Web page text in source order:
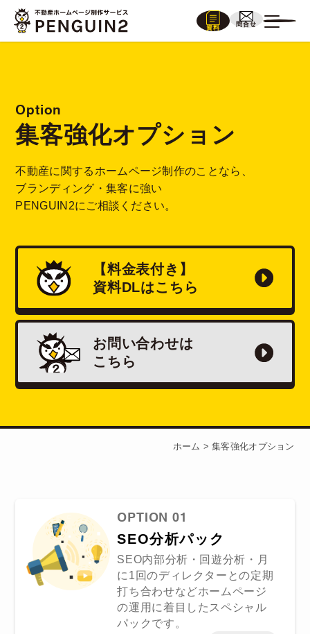
資料
問合せ
Option
集客強化オプション
不動産に関するホームページ制作のことなら、
ブランディング・集客に強い
PENGUIN2にご相談ください。
【料金表付き】
資料DLはこちら
お問い合わせは
こちら
ホーム >集客強化オプション
OPTION 01
SEO分析パック
SEO内部分析・回遊分析・月
に1回のディレクターとの定期
打ち合わせなどホームページ
の運用に着目したスペシャル
パックです。